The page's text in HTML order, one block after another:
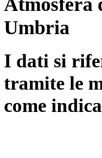
Umbria
I dati si
tramite le
come